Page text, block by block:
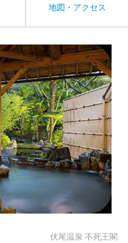
地図・アクセス
伏尾温泉 不死王閣